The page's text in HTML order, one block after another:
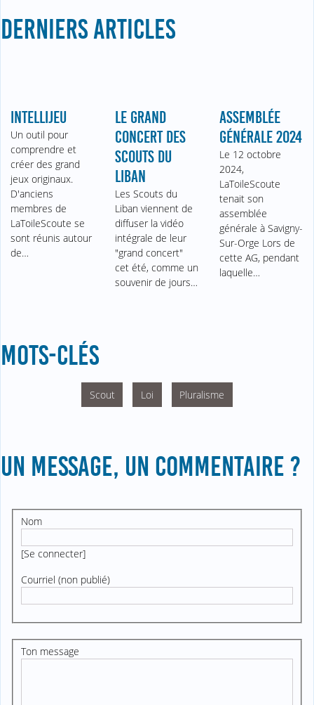
DERNIERS ARTICLES
INTELLIJEU
Un outil pour
comprendre et
créer des grand
jeux originaux.
D'anciens
membres de
LaToileScoute se
sont réunis autour
de…
LE GRAND
CONCERT DES
SCOUTS DU
LIBAN
Les Scouts du
Liban viennent de
diffuser la vidéo
intégrale de leur
"grand concert"
cet été, comme un
souvenir de jours…
ASSEMBLÉE
GÉNÉRALE 2024
Le 12 octobre
2024,
LaToileScoute
tenait son
assemblée
générale à Savigny-
Sur-Orge Lors de
cette AG, pendant
laquelle…
MOTS-CLÉS
Scout Loi Pluralisme
UN MESSAGE, UN COMMENTAIRE ?
Nom
[Se connecter]
Courriel (non publié)
Ton message